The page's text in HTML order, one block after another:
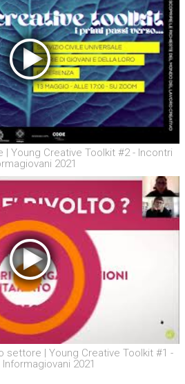
| Young Creative Toolkit #2 - Incontri
2021
| Young Creative Toolkit #1 -
2021